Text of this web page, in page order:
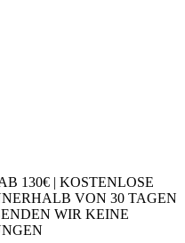
130€ | KOSTENLOSE
VON 30 TAGEN
WIR KEINE